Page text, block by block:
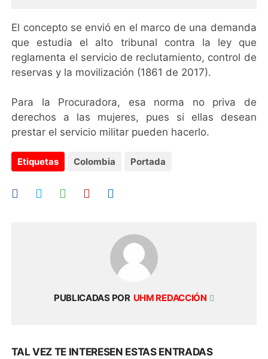
El concepto se envió en el marco de una demanda
que estudia el alto tribunal contra la ley que
reglamenta el servicio de reclutamiento, control de
reservas y la movilización (1861 de 2017).
Para la Procuradora, esa norma no priva de
derechos a las mujeres, pues si ellas desean
prestar el servicio militar pueden hacerlo.
Etiquetas Colombia Portada
PUBLICADAS POR UHM REDACCIÓN
TAL VEZ TE INTERESEN ESTAS ENTRADAS